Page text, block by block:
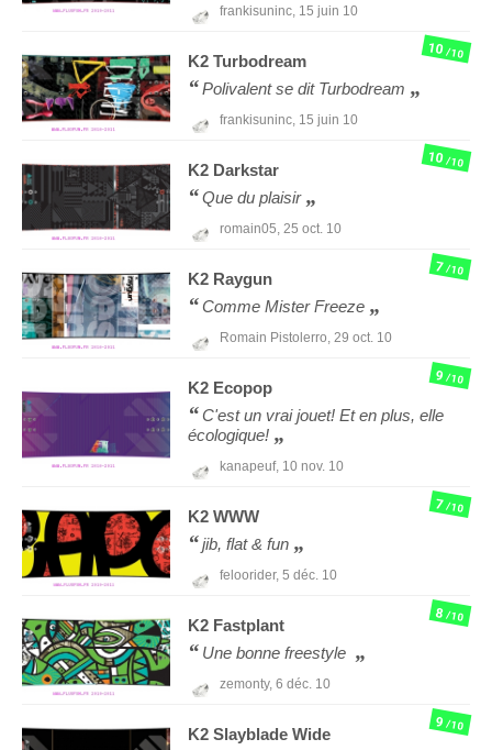
frankisuninc, 15 juin 10
K2 Turbodream
Polivalent se dit Turbodream
frankisuninc, 15 juin 10
10/10
K2 Darkstar
Que du plaisir
romain05, 25 oct. 10
10/10
K2 Raygun
Comme Mister Freeze
Romain Pistolerro, 29 oct. 10
7/10
K2 Ecopop
C'est un vrai jouet! Et en plus, elle
écologique!
kanapeuf, 10 nov. 10
9/10
K2 WWW
jib, flat & fun
feloorider, 5 déc. 10
7/10
K2 Fastplant
Une bonne freestyle
zemonty, 6 déc. 10
8/10
K2 Slayblade Wide
9/10